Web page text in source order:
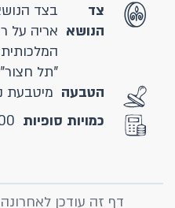
צד
הנושא
בצד
אריה על
"תל
הטבעה מיטבעת
כמויות סופיות
דף זה עודכן לאחרונה